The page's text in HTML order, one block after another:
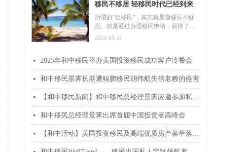
移民不移居 轻移民时代已经到来
所谓的“轻移民”，其实就是指移民不移
居。就是通过办理移民申请，获得了海
外身份，但是依旧保持中国身份不变，
在国内，同时又可以享受到移民国的教
育资源、医疗水平和福利待遇等等。
2024-05-31
넷 2025年和中移民举办美国投资移民成功客户冷餐会
넷 和中移民景霁长期遭鲲鹏移民胡伟航失信老赖的侵害
넷 【和中移民新闻】和中移民总经理景霁应邀参加私人银行活动
넷 和中移民总经理景霁出席首届中国投资者高峰会
넷 【和中活动】美国投资移民及高端优质房产荟萃落下帷幕